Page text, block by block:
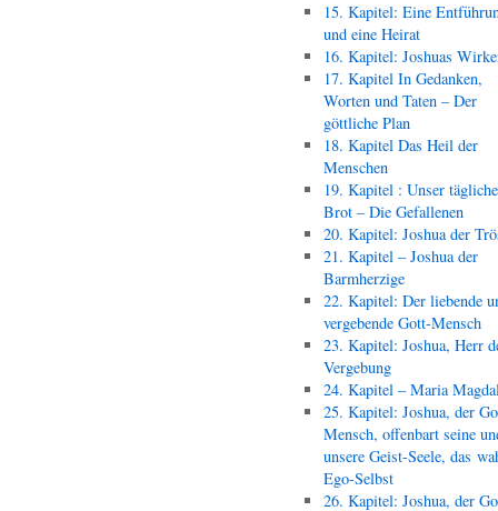
15. Kapitel: Eine
und eine Heirat
16. Kapitel: Joshuas
17. Kapitel In Gedanken,
Worten und Taten – Der
göttliche Plan
18. Kapitel Das Heil der
Menschen
19. Kapitel : Unser
Brot – Die Gefallenen
20. Kapitel: Joshua der
21. Kapitel – Joshua der
Barmherzige
22. Kapitel: Der liebende
vergebende Gott-Mensch
23. Kapitel: Joshua, Herr
Vergebung
24. Kapitel – Maria
25. Kapitel: Joshua, der
Mensch, offenbart seine
unsere Geist-Seele, das
Ego-Selbst
26. Kapitel: Joshua, der